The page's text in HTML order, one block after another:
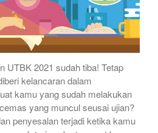
UTBK 2021 sudah tiba! Tetap
kelancaran dalam
kamu yang sudah melakukan
yang muncul seusai ujian?
penyesalan terjadi ketika kamu